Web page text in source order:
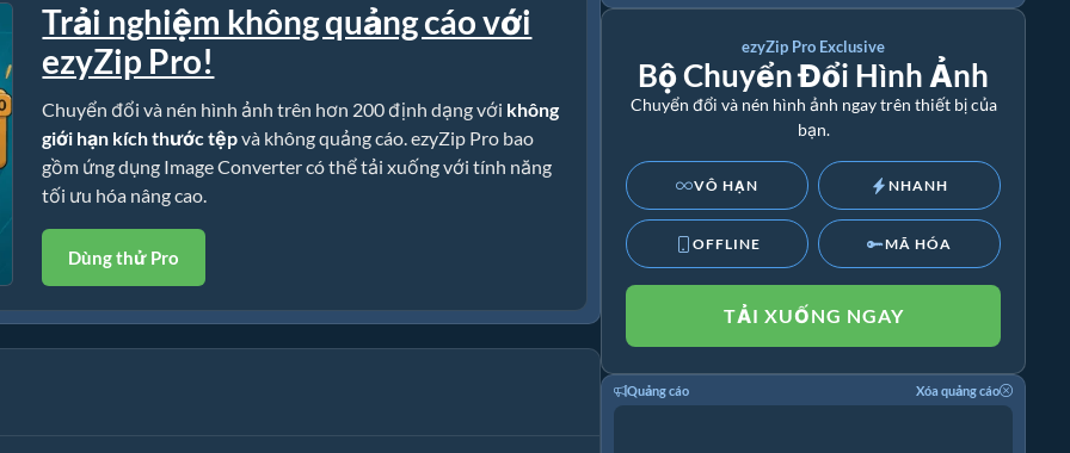
Trải nghiệm không quảng cáo với
ezyZip Pro!
Chuyển đổi và nén hình ảnh trên hơn 200 định dạng với không
giới hạn kích thước tệpvà không quảng cáo. ezyZip Pro bao
gồm ứng dụng Image Converter có thể tải xuống với tính năng
tối ưu hóa nâng cao.
Dùng thử Pro
ezyZip Pro Exclusive
Bộ Chuyển Đổi Hình Ảnh
Chuyển đổi và nén hình ảnh ngay trên thiết bị của
bạn.
VÔ HẠN NHANH
OFFLINE MÃ HÓA
TẢI XUỐNG NGAY
Quảng cáo Xóa quảng cáo